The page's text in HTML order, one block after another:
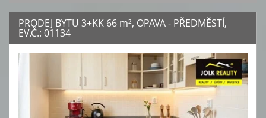
PRODEJ BYTU 3+KK 66 m², OPAVA - PŘEDMĚSTÍ,
EV.Č.: 01134